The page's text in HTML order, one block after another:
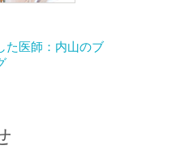
た医師：内山のブ